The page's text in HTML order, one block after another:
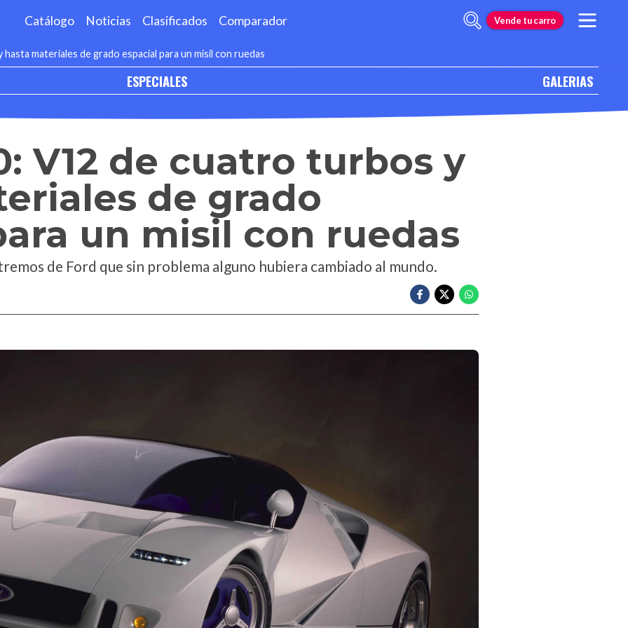
Catálogo Noticias Clasificados Comparador Vende tu carro
materiales de grado espacial para un misil con ruedas
ESPECIALES GALERIAS
V12 de cuatro turbos y
de grado
un misil con ruedas
de Ford que sin problema alguno hubiera cambiado al mundo.